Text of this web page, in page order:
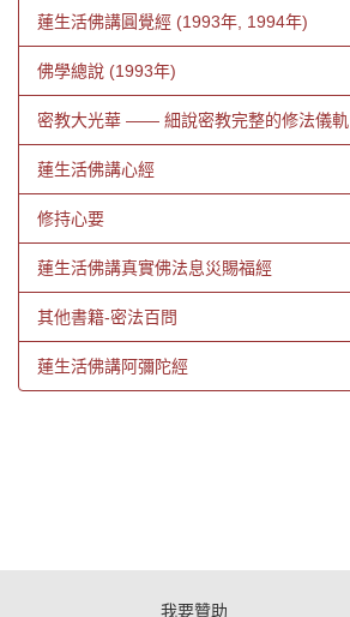
蓮生活佛講圓覺經 (1993年, 1994年)
佛學總說 (1993年)
密教大光華 —— 細說密教完整的修法儀軌
蓮生活佛講心經
修持心要
蓮生活佛講真實佛法息災賜福經
其他書籍-密法百問
蓮生活佛講阿彌陀經
我要贊助